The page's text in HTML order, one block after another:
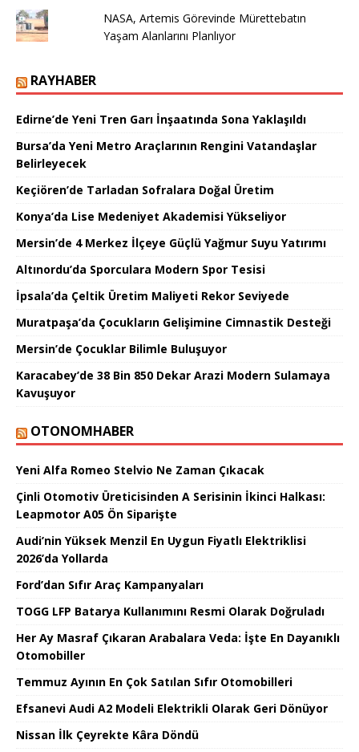
NASA, Artemis Görevinde Mürettebatın
Yaşam Alanlarını Planlıyor
RAYHABER
Edirne’de Yeni Tren Garı İnşaatında Sona Yaklaşıldı
Bursa’da Yeni Metro Araçlarının Rengini Vatandaşlar
Belirleyecek
Keçiören’de Tarladan Sofralara Doğal Üretim
Konya’da Lise Medeniyet Akademisi Yükseliyor
Mersin’de 4 Merkez İlçeye Güçlü Yağmur Suyu Yatırımı
Altınordu’da Sporculara Modern Spor Tesisi
İpsala’da Çeltik Üretim Maliyeti Rekor Seviyede
Muratpaşa’da Çocukların Gelişimine Cimnastik Desteği
Mersin’de Çocuklar Bilimle Buluşuyor
Karacabey’de 38 Bin 850 Dekar Arazi Modern Sulamaya
Kavuşuyor
OTONOMHABER
Yeni Alfa Romeo Stelvio Ne Zaman Çıkacak
Çinli Otomotiv Üreticisinden A Serisinin İkinci Halkası:
Leapmotor A05 Ön Siparişte
Audi’nin Yüksek Menzil En Uygun Fiyatlı Elektriklisi
2026’da Yollarda
Ford’dan Sıfır Araç Kampanyaları
TOGG LFP Batarya Kullanımını Resmi Olarak Doğruladı
Her Ay Masraf Çıkaran Arabalara Veda: İşte En Dayanıklı
Otomobiller
Temmuz Ayının En Çok Satılan Sıfır Otomobilleri
Efsanevi Audi A2 Modeli Elektrikli Olarak Geri Dönüyor
Nissan İlk Çeyrekte Kâra Döndü